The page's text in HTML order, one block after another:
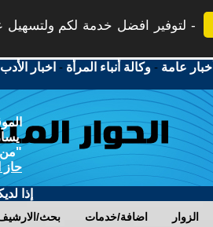
لتوفير افضل خدمة لكم ولتسهيل
أخبار عامة -وكالة أنباء المرأة - اخبار
"من
حاز
إذا
بحث/ اضافة/خدمات الزوار